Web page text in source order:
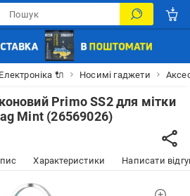
Електроніка 🔌 Носимі гаджети
Primo SS2 для мітки
Mint (26569026)
Характеристики Написати